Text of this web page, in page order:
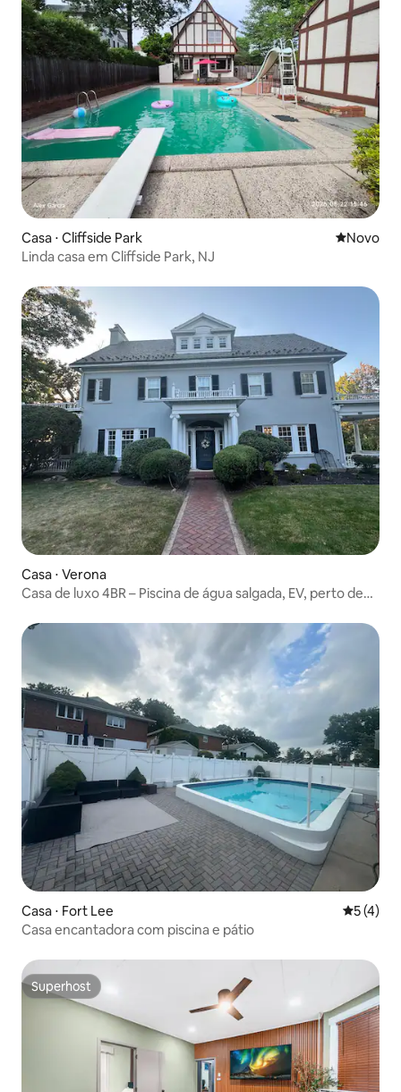
Casa ⋅ Cliffside Park Novo
Novo
Linda casa em Cliffside Park, NJ
Casa ⋅ Verona
Casa de luxo 4BR – Piscina de água salgada, EV, perto de
Casa ⋅ Fort Lee 5 de
5 (4)
Casa encantadora com piscina e pátio
Superhost
Superhost